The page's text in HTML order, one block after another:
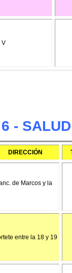
V
-
DIRECCIÓN
de Marcos y la
entre la 18 y 19